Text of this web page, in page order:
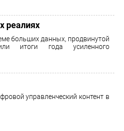
реалиях
больших данных, продвинутой
итоги года усиленного
управленческий контент в